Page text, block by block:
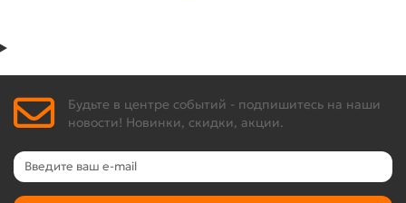
Будьте в центре событий - подпишитесь на наши
новости! Новинки, скидки, акции.